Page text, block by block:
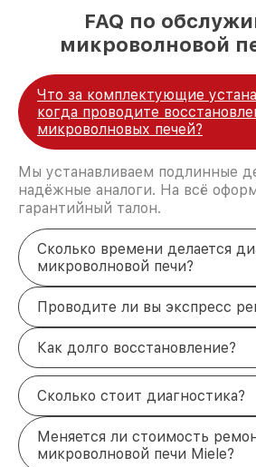
Москве, постоянно повышая
и лояльности наших клиентов.
FAQ по
микроволновой
Что за комплектующие
когда проводите
микроволновых печей?
Мы устанавливаем подлинные
надёжные аналоги. На всё
гарантийный талон.
Сколько времени делается
микроволновой печи?
Проводите ли вы экспресс
Как долго восстановление?
Сколько стоит диагностика?
Меняется ли стоимость
микроволновой печи Miele?